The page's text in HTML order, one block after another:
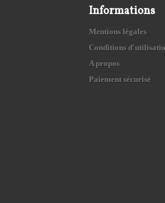
Informations
Mentions légales
Conditions
A propos
Paiement sécurisé